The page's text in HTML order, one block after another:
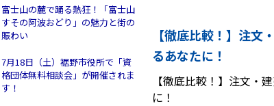
富士山の麓で踊る熱狂！「富士山
すその阿波おどり」の魅力と街の
賑わい
7月18日（土）裾野市役所で「資
格団体無料相談会」が開催されま
す！
【徹底比較！】注
るあなたに！
【徹底比較！】注文・
に！